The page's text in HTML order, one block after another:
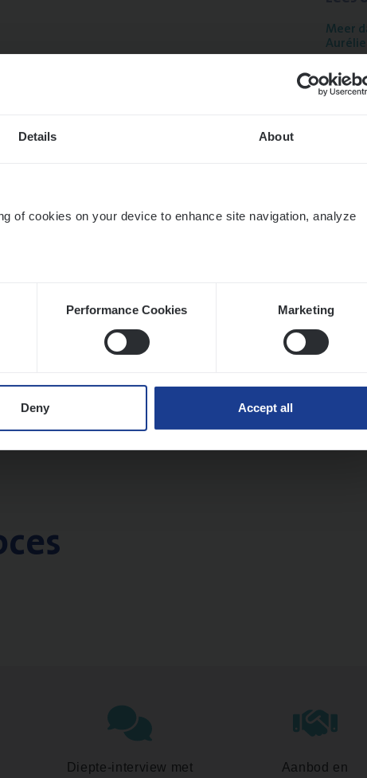
Details About
of cookies on your device to enhance site navigation, analyze
Performance Cookies Marketing
Deny Accept all
Meer
Diepte-interview met
Aanbod en